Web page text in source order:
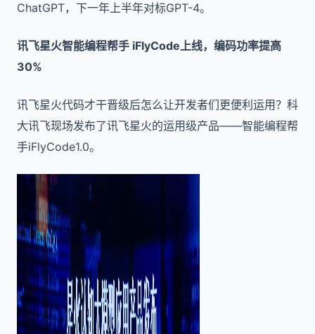
ChatGPT，下一年上半年对标GPT-4。
讯飞星火智能编程帮手 iFlyCode上线，编码功率提高
30%
讯飞星火代码才干晋级后怎么让开发者们更便利运用？科
大讯飞现场发布了讯飞星火的运用级产品——智能编程帮
手iFlyCode1.0。